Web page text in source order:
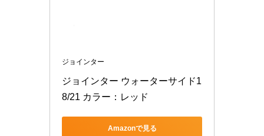
ジョインター
ジョインター ウォーターサイド1
8/21 カラー：レッド
Amazonで見る